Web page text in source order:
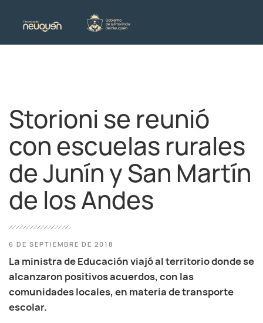
Storioni se reunió
con escuelas rurales
de Junín y San Martín
de los Andes
6 DE SEPTIEMBRE DE 2018
La ministra de Educación viajó al territorio donde se
alcanzaron positivos acuerdos, con las
comunidades locales, en materia de transporte
escolar.